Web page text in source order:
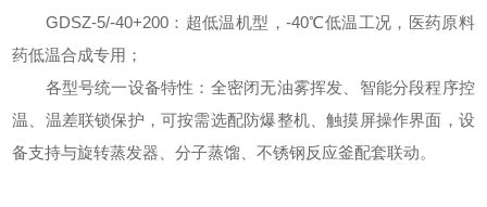
GDSZ-5/-40+200：超低温机型，-40℃低温工况，医药原料
药低温合成专用；
各型号统一设备特性：全密闭无油雾挥发、智能分段程序控
温、温差联锁保护，可按需选配防爆整机、触摸屏操作界面，设
备支持与旋转蒸发器、分子蒸馏、不锈钢反应釜配套联动。